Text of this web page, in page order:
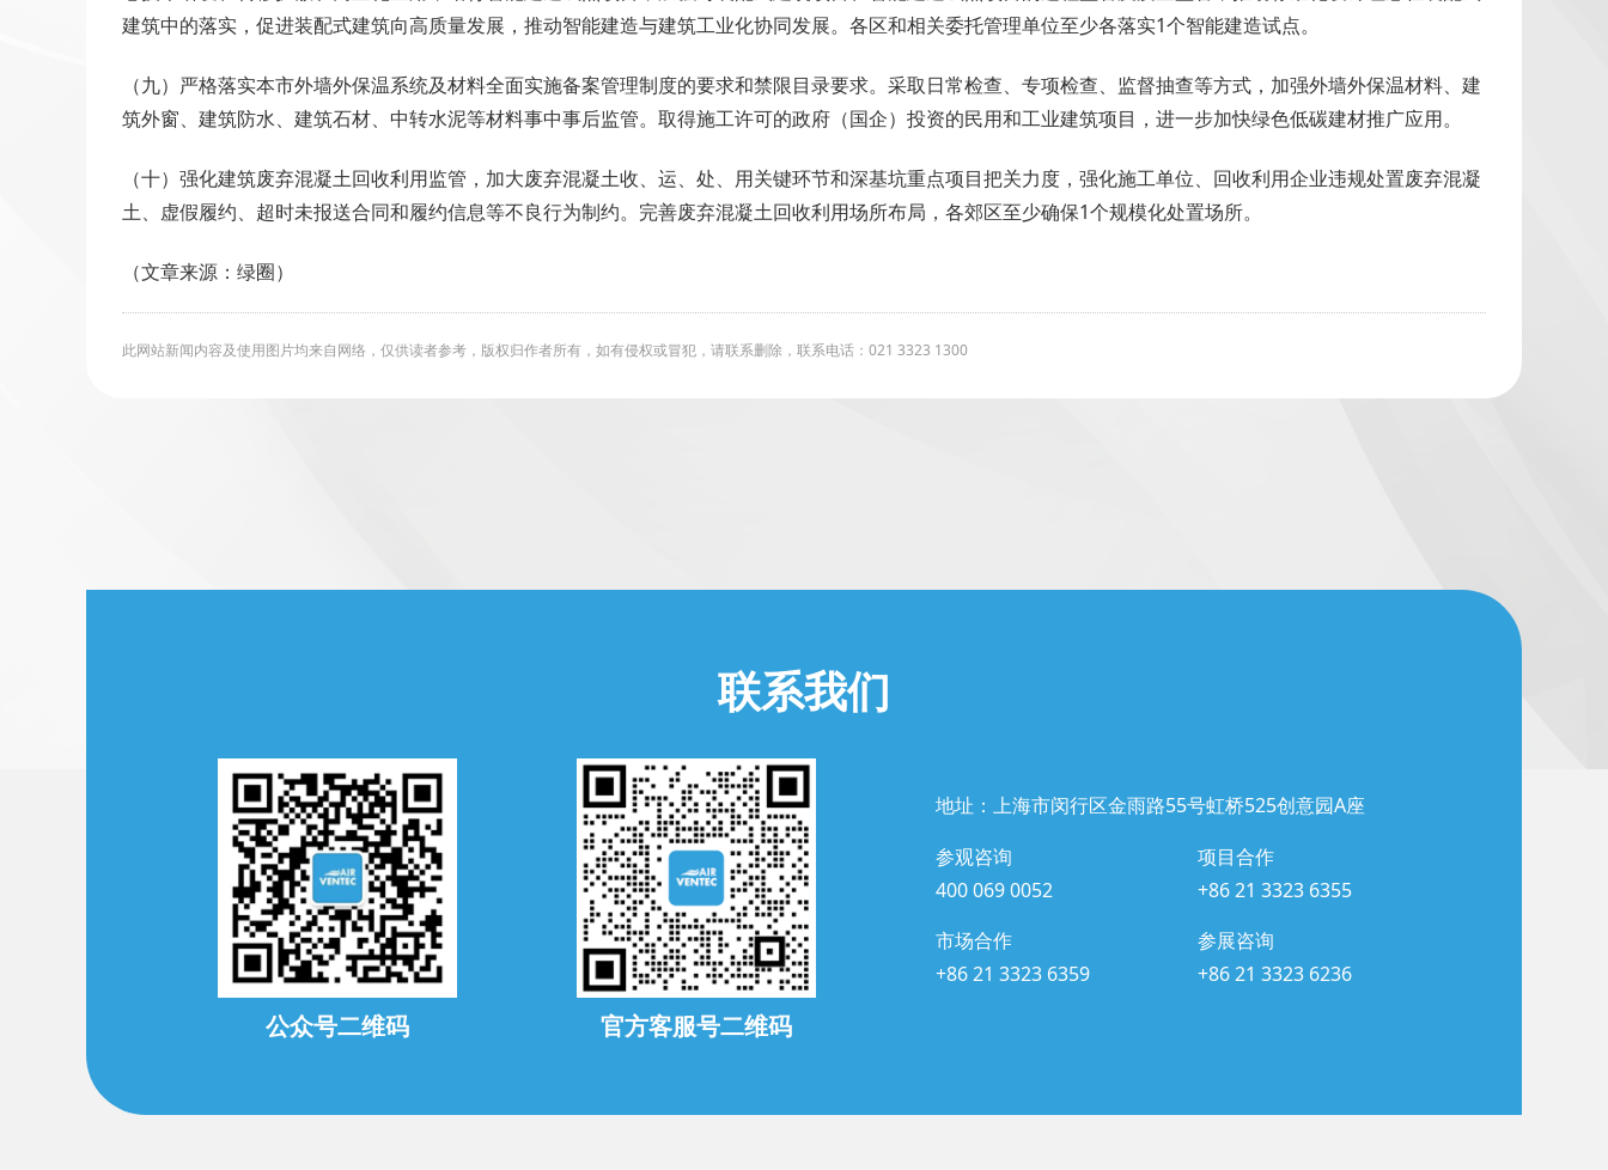
建筑中的落实，促进装配式建筑向高质量发展，推动智能建造与建筑工业化协同发展。各区和相关委托管理单位至少各落实1个智能建造试点。
（九）严格落实本市外墙外保温系统及材料全面实施备案管理制度的要求和禁限目录要求。采取日常检查、专项检查、监督抽查等方式，加强外墙外保温材料、建
筑外窗、建筑防水、建筑石材、中转水泥等材料事中事后监管。取得施工许可的政府（国企）投资的民用和工业建筑项目，进一步加快绿色低碳建材推广应用。
（十）强化建筑废弃混凝土回收利用监管，加大废弃混凝土收、运、处、用关键环节和深基坑重点项目把关力度，强化施工单位、回收利用企业违规处置废弃混凝
土、虚假履约、超时未报送合同和履约信息等不良行为制约。完善废弃混凝土回收利用场所布局，各郊区至少确保1个规模化处置场所。
（文章来源：绿圈）
此网站新闻内容及使用图片均来自网络，仅供读者参考，版权归作者所有，如有侵权或冒犯，请联系删除，联系电话：021 3323 1300
联系我们
公众号二维码 官方客服号二维码
地址：上海市闵行区金雨路55号虹桥525创意园A座
参观咨询
400 069 0052
项目合作
+86 21 3323 6355
市场合作
+86 21 3323 6359
参展咨询
+86 21 3323 6236